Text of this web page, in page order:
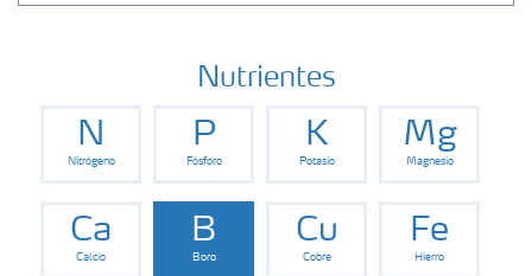
Almacenaje y manejo de fertilizantes
Soluciones por cultivos
Deficiencias
Nutrientes
N
Nitrógeno
P
Fósforo
K
Potasio
Mg
Magnesio
Ca
Calcio
B
Boro
Cu
Cobre
Fe
Hierro